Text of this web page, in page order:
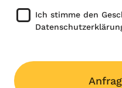
Ich stimme den